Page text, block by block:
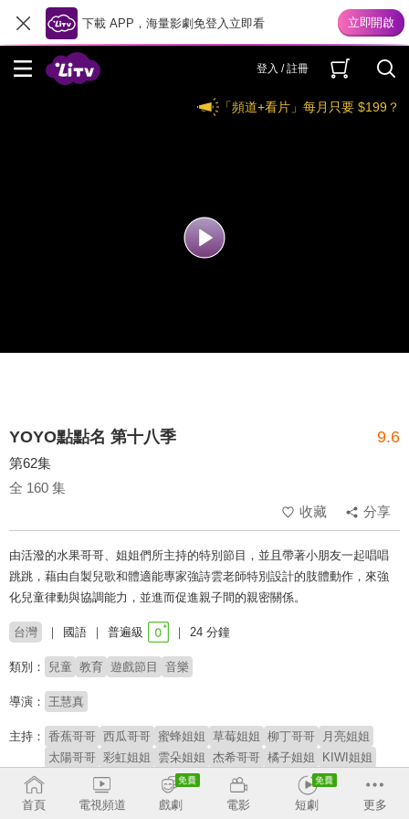
下載 APP，海量影劇免登入立即看
登入 / 註冊
「頻道+看片」每月只要 $199？
YOYO點點名 第十八季 9.6
第62集
全 160 集
收藏
分享
由活潑的水果哥哥、姐姐們所主持的特別節目，並且帶著小朋友一起唱唱
跳跳，藉由自製兒歌和體適能專家強詩雲老師特別設計的肢體動作，來強
化兒童律動與協調能力，並進而促進親子間的親密關係。
台灣 國語 普遍級 24 分鐘
類別： 兒童 教育 遊戲節目 音樂
導演： 王慧真
主持： 香蕉哥哥 西瓜哥哥 蜜蜂姐姐 草莓姐姐 柳丁哥哥
月亮姐姐
太陽哥哥 彩虹姐姐 雲朵姐姐 杰希哥哥 橘子姐姐
KIWI姐姐
櫻桃姐姐 番茄姐姐 YOYOMAN家族 阿嗚
# 學齡前 # YOYO家族
首頁 電視頻道 戲劇 電影 短劇 更多